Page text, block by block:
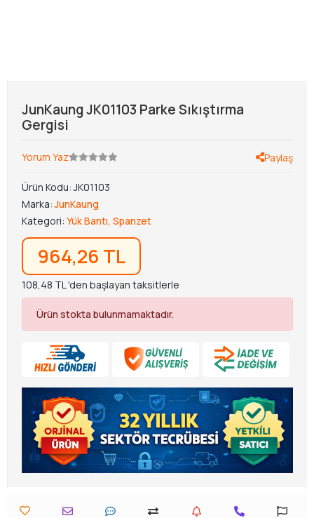
JunKaung JK01103 Parke Sıkıştırma
Gergisi
Yorum Yaz Paylaş
Ürün Kodu:JK01103
Marka:JunKaung
Kategori: Yük Bantı, Spanzet
964,26 TL
108,48 TL 'den başlayan taksitlerle
Ürün stokta bulunmamaktadır.